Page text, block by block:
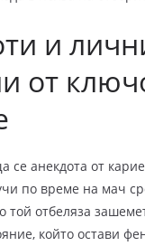
и
от
се анекдота от
по време на мач
той отбеляза
който остави